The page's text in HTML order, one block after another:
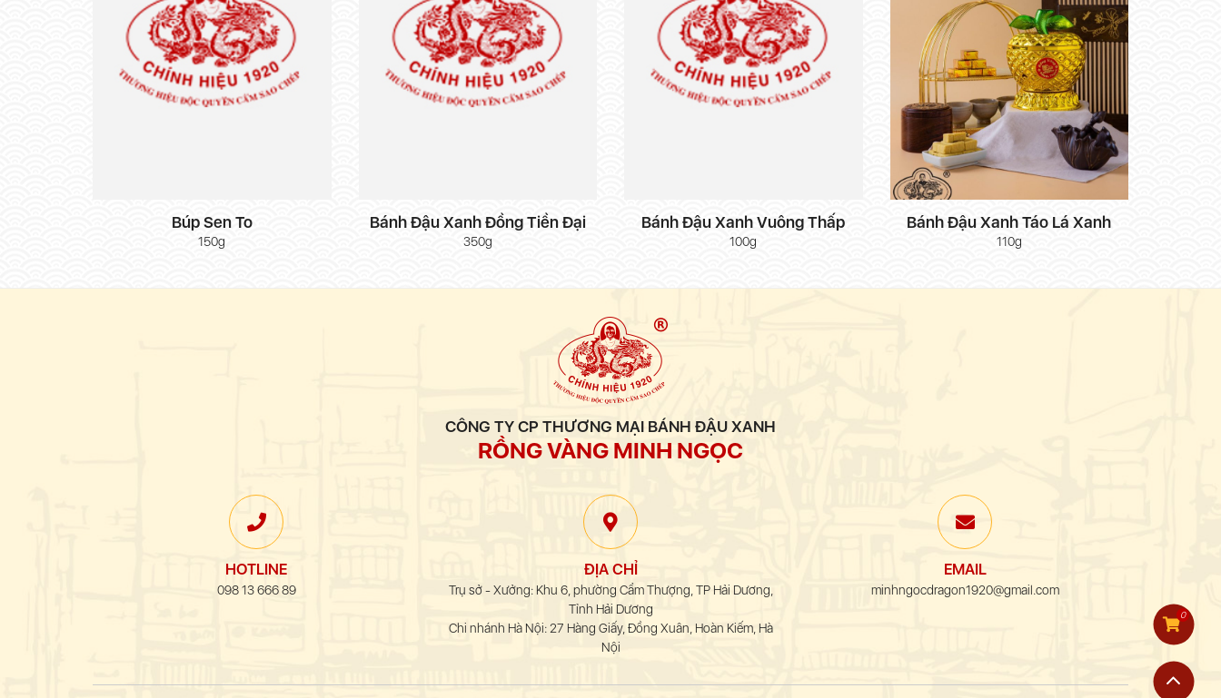
Búp Sen To
150g
Bánh Đậu Xanh Đồng Tiền Đại
350g
Bánh Đậu Xanh Vuông Thấp
100g
Bánh Đậu Xanh Táo Lá Xanh
110g
CÔNG TY CP THƯƠNG MẠI BÁNH ĐẬU XANH
RỒNG VÀNG MINH NGỌC
HOTLINE
098 13 666 89
ĐỊA CHỈ
Trụ sở - Xưởng: Khu 6, phường Cẩm Thượng, TP Hải Dương,
Tỉnh Hải Dương
Chi nhánh Hà Nội: 27 Hàng Giấy, Đồng Xuân, Hoàn Kiếm, Hà
Nội
EMAIL
minhngocdragon1920@gmail.com
0